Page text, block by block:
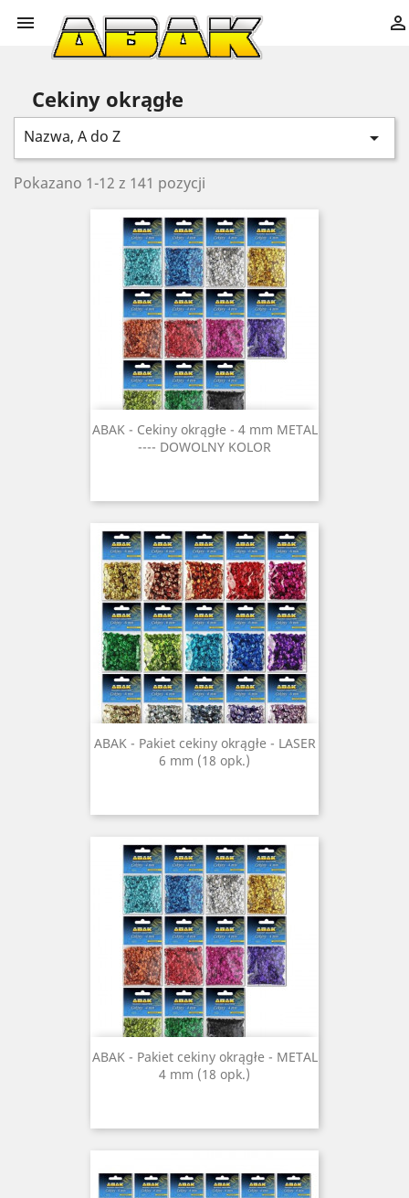
 
Cekiny okrągłe
Nazwa, A do Z 
Pokazano 1-12 z 141 pozycji
ABAK - Cekiny okrągłe - 4 mm METAL
---- DOWOLNY KOLOR
ABAK - Pakiet cekiny okrągłe - LASER
6 mm (18 opk.)
ABAK - Pakiet cekiny okrągłe - METAL
4 mm (18 opk.)